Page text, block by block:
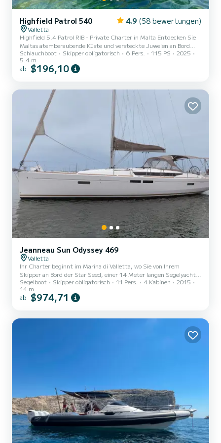
Highfield Patrol 540 4.9 (58 bewertungen)
Valletta
Highfield 5.4 Patrol RIB - Private Charter in Malta Entdecken Sie
Maltas atemberaubende Küste und versteckte Juwelen an Bord
unseres brandneuen Highfield 5.4 Patrol RIB, exklusiv für private
Charter verfügbar. Mit Platz für bis zu 6 Gäste ist dieses schnelle
und stilvolle Boot perfekt für kleine Gruppen von Freunden oder
Anfrage), werden Sie mit unserem professionellen...
Schlauchboot Skipper obligatorisch 6 Pers. 115 PS
2025
5.4 m
ab $196,10
Jeanneau Sun Odyssey 469
Valletta
Ihr Charter beginnt im Marina di Valletta, wo Sie von Ihrem
Skipper an Bord der Star Seed, einer 14 Meter langen Segelyacht,
begrüßt werden. Nach einer kurzen Einweisung brechen wir
entlang der malerischen Kalkstein-Küste Maltas auf, auf dem Weg
zu den ruhigsten Buchten und Ankerplätzen, die für den Tag
Segelboot Skipper obligatorisch 11 Pers. 4 Kabinen
2015
14 m
ab $974,71